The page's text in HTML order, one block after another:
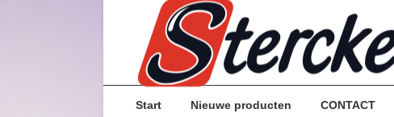
Start Nieuwe producten CONTACT